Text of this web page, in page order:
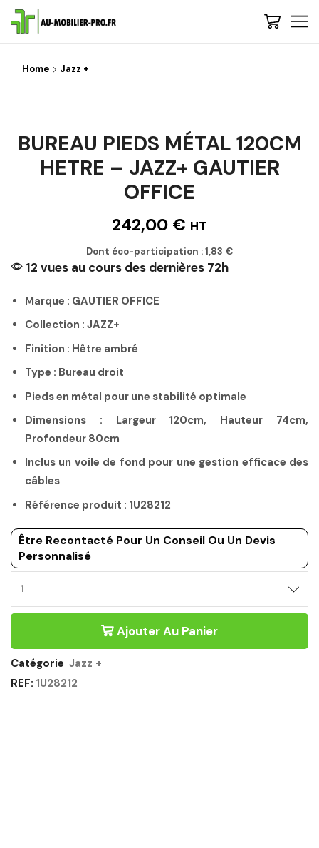
Home Jazz +
BUREAU PIEDS MÉTAL 120CM
HETRE – JAZZ+ GAUTIER
OFFICE
242,00 € HT
Dont éco-participation :1,83 €
12 vues au cours des dernières 72h
Marque : GAUTIER OFFICE
Collection : JAZZ+
Finition : Hêtre ambré
Type : Bureau droit
Pieds en métal pour une stabilité optimale
Dimensions : Largeur 120cm, Hauteur 74cm,
Profondeur 80cm
Inclus un voile de fond pour une gestion efficace des
câbles
Référence produit : 1U28212
Être Recontacté Pour Un Conseil Ou Un Devis
Personnalisé
Ajouter Au Panier
Catégorie Jazz +
REF: 1U28212